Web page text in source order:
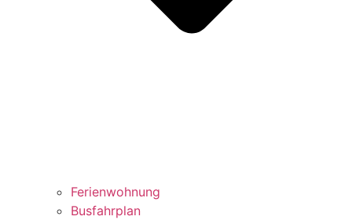
Ferienwohnung
Busfahrplan